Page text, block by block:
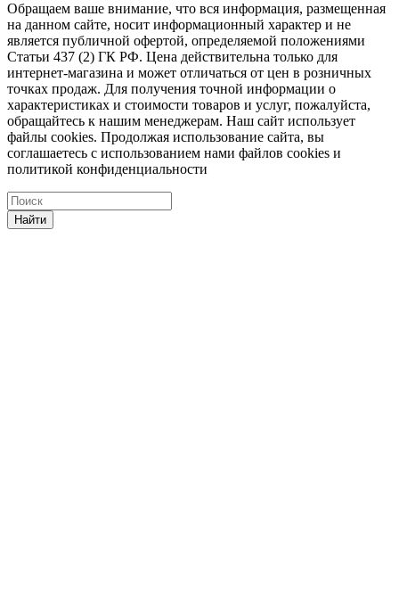
Обращаем ваше внимание, что вся информация, размещенная
на данном сайте, носит информационный характер и не
является публичной офертой, определяемой положениями
Статьи 437 (2) ГК РФ. Цена действительна только для
интернет-магазина и может отличаться от цен в розничных
точках продаж. Для получения точной информации о
характеристиках и стоимости товаров и услуг, пожалуйста,
обращайтесь к нашим менеджерам. Наш сайт использует
файлы cookies. Продолжая использование сайта, вы
соглашаетесь с использованием нами файлов cookies и
политикой конфиденциальности
Найти